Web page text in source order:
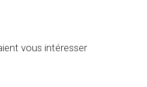
vous intéresser